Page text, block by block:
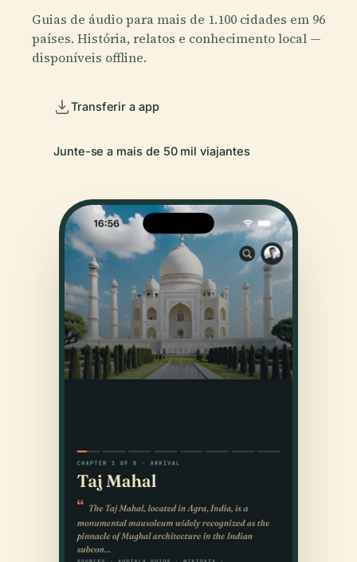
Guias de áudio para mais de 1.100 cidades em 96
países. História, relatos e conhecimento local —
disponíveis offline.
Transferir a app
Junte-se a mais de 50 mil viajantes